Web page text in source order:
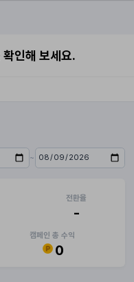
인해 보세요.
~
전환율
-
캠페인 총 수익
0